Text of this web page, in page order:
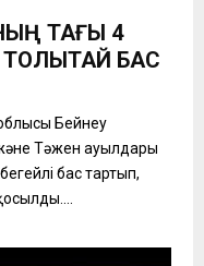
ТАҒЫ 4
БАС
Бейнеу
Тәжен ауылдары
бас тартып,